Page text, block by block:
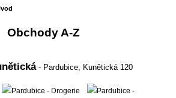
Obchody A-Z
- Pardubice, Kunětická 120